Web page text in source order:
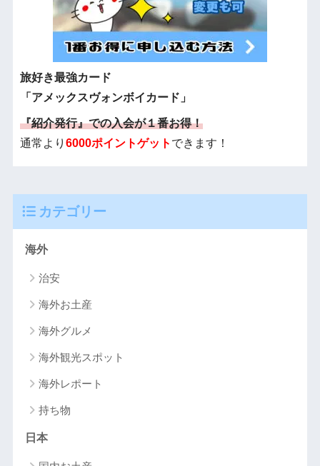
旅好き最強カード
「アメックスヴォンボイカード」
『紹介発行』での入会が１番お得！
通常より 6000ポイントゲット できます！
カテゴリー
海外
治安
海外お土産
海外グルメ
海外観光スポット
海外レポート
持ち物
日本